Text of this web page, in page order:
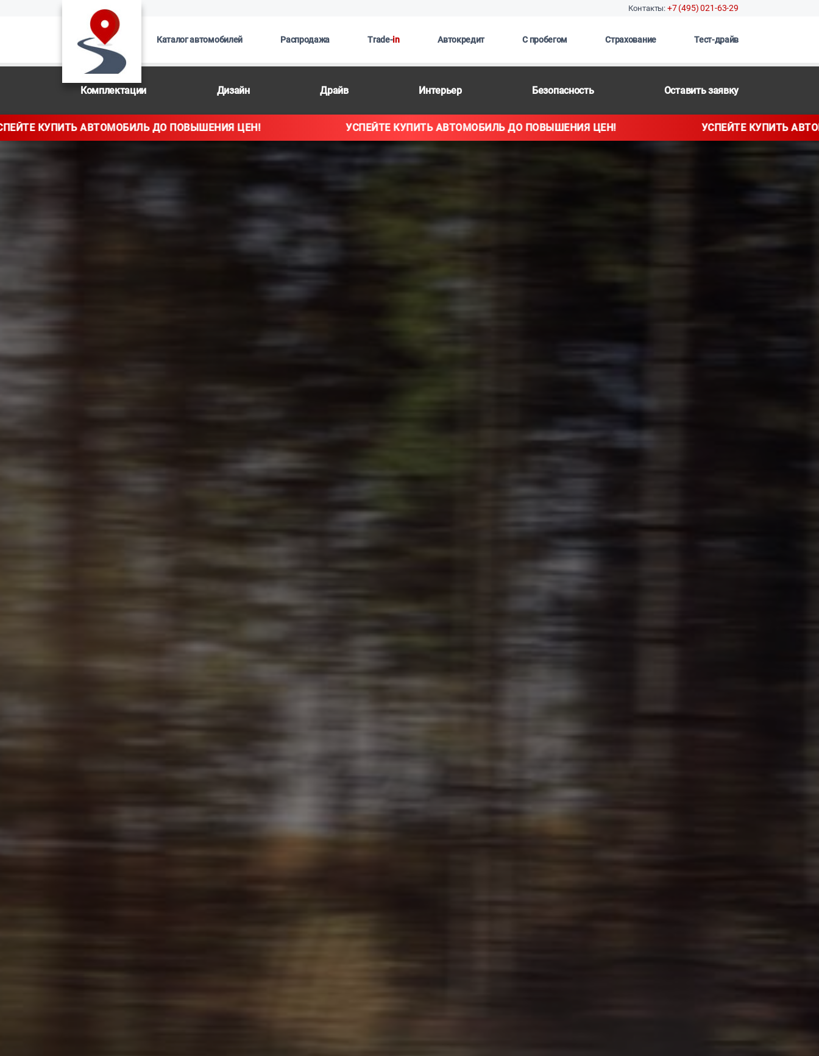
Контакты: +7 (495) 021-63-29
Каталог автомобилей Распродажа Trade-in Автокредит С пробегом Страхование Тест-драйв
Комплектации Дизайн Драйв Интерьер Безопасность Оставить заявку
ПОВЫШЕНИЯ ЦЕН! УСПЕЙТЕ КУПИТЬ АВТОМОБИЛЬ ДО ПОВЫШЕНИЯ ЦЕН! УСПЕЙТЕ КУПИТЬ АВТОМОБИЛЬ ДО ПОВЫШЕНИЯ ЦЕН!